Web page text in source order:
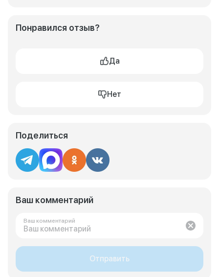
Понравился отзыв?
Да
Нет
Поделиться
Ваш комментарий
Ваш комментарий
Отправить